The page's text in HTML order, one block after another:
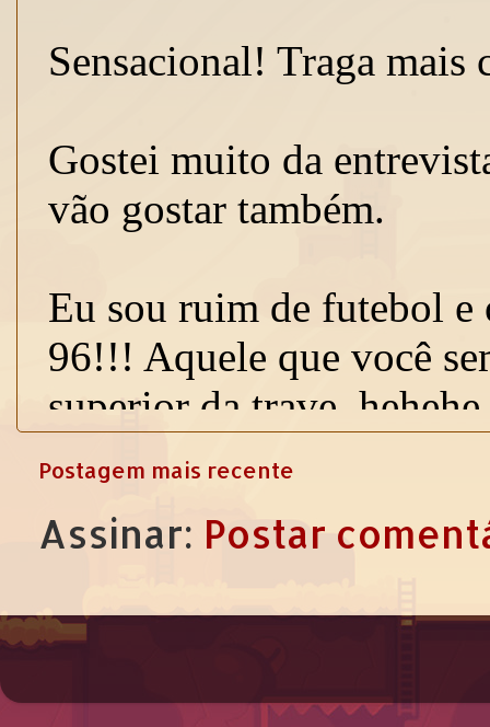
Postagem mais recente
Assinar: Postar